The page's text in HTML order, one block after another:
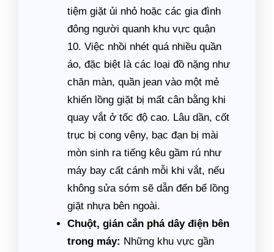
tiệm giặt ủi nhỏ hoặc các gia đình
đông người quanh khu vực quận
10. Việc nhồi nhét quá nhiều quần
áo, đặc biệt là các loại đồ nặng như
chăn màn, quần jean vào một mẻ
khiến lồng giặt bị mất cân bằng khi
quay vắt ở tốc độ cao. Lâu dần, cốt
trục bị cong vêny, bạc đạn bị mài
mòn sinh ra tiếng kêu gầm rú như
máy bay cất cánh mỗi khi vắt, nếu
không sửa sớm sẽ dẫn đến bể lồng
giặt nhựa bên ngoài.
Chuột, gián cắn phá dây điện bên
trong máy: Những khu vực gần